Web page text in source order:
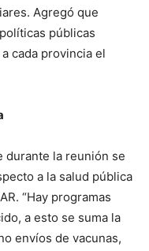
Agregó que
públicas
cada provincia el
durante la reunión se
a la salud pública
“Hay programas
a esto se suma la
envíos de vacunas,